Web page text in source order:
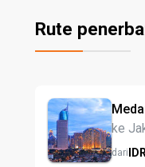
Rute
ke
dariIDR